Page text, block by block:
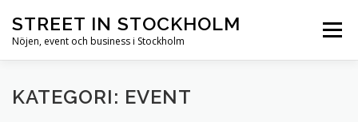
STREET IN STOCKHOLM
Nöjen, event och business i Stockholm
Meny
HEM STOCKHOLM NÖJEN
KATEGORI: EVENT